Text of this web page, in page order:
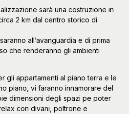
sarà una costruzione in
2 km dal centro storico di
all’avanguardia e di prima
che renderanno gli ambienti
gli appartamenti al piano terra e le
piano, vi faranno innamorare del
dimensioni degli spazi pe poter
con divani, poltrone e